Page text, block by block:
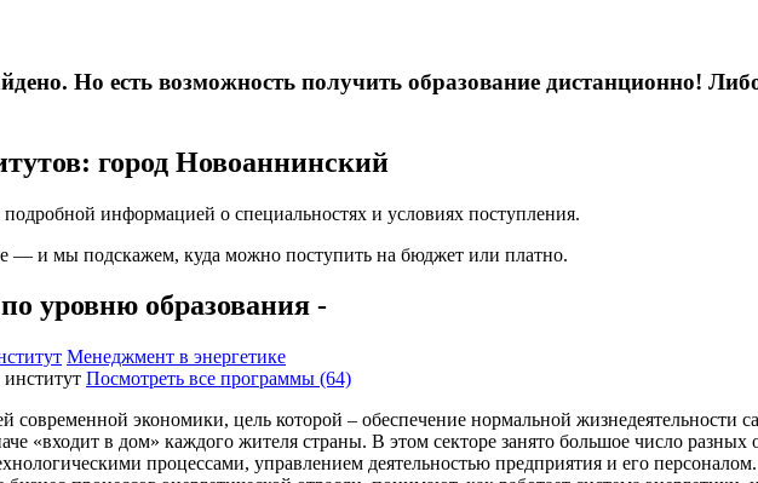
Но есть возможность получить образование дистанционно!
город Новоаннинский
информацией о специальностях и условиях поступления.
— и мы подскажем, куда можно поступить на бюджет или платно.
уровню образования -
Менеджмент в энергетике
Посмотреть все программы (64)
современной экономики, цель которой – обеспечение нормальной жизнедеятельности
«входит в дом» каждого жителя страны. В этом секторе занято большое число
процессами, управлением деятельностью предприятия и его